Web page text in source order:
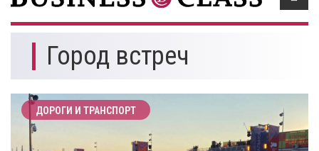
Город встреч
ДОРОГИ И ТРАНСПОРТ